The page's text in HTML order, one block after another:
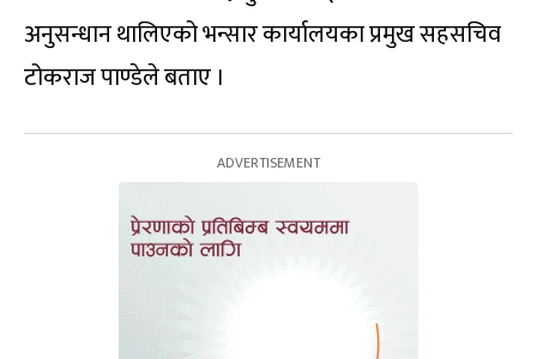
अनुसन्धान थालिएको भन्सार कार्यालयका प्रमुख सहसचिव
टोकराज पाण्डेले बताए ।